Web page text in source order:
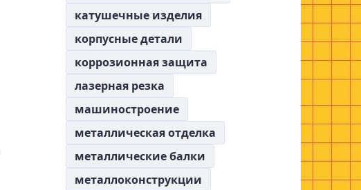
катушечные изделия
корпусные детали
коррозионная защита
лазерная резка
машиностроение
металлическая отделка
металлические балки
металлоконструкции